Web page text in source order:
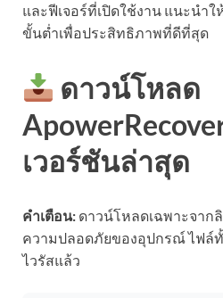
และฟีเจอร์ที่เปิดใช้งาน แนะนำ
ขั้นต่ำเพื่อประสิทธิภาพที่ดีที่สุด
ดาวน์โหลด
เวอร์ชันล่าสุด
คำเตือน: ดาวน์โหลดเฉพาะจาก
ความปลอดภัยของอุปกรณ์ ไฟล์
ไวรัสแล้ว